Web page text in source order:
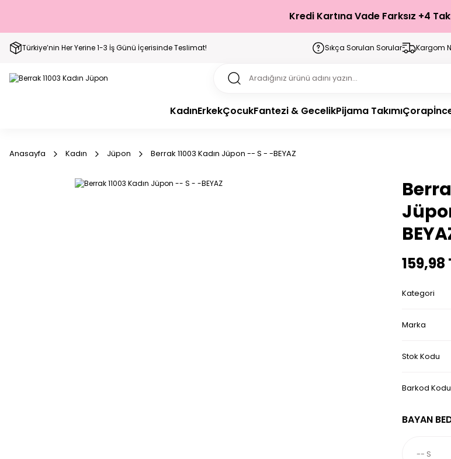
Kredi Kartına Vade Farksız +4
Türkiye’nin Her Yerine 1-3 İş Günü İçerisinde Teslimat! Sıkça Sorulan Sorular Kargom
KadınErkekÇocukFantezi & GecelikPijama TakımıÇorap
Anasayfa Kadın Jüpon Berrak 11003 Kadın Jüpon -- S - -BEYAZ
159,98
Kategori
Marka
Stok Kodu
Barkod Kodu
BAYAN